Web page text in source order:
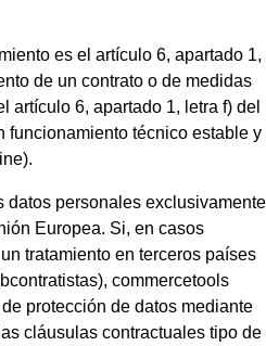
es el artículo 6, apartado 1,
de un contrato o de medidas
artículo 6, apartado 1, letra f) del
funcionamiento técnico estable y
datos personales exclusivamente
Europea. Si, en casos
tratamiento en terceros países
commercetools
protección de datos mediante
cláusulas contractuales tipo de